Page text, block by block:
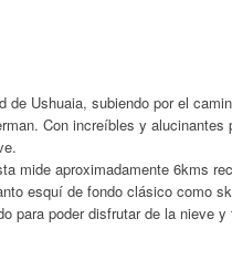
de Ushuaia, subiendo por el
Con increíbles y
mide aproximadamente 6kms
esquí de fondo clásico como
para poder disfrutar de la nieve